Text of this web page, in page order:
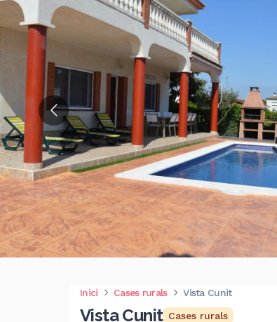
Inici Cases rurals Vista Cunit
Vista Cunit Cases rurals